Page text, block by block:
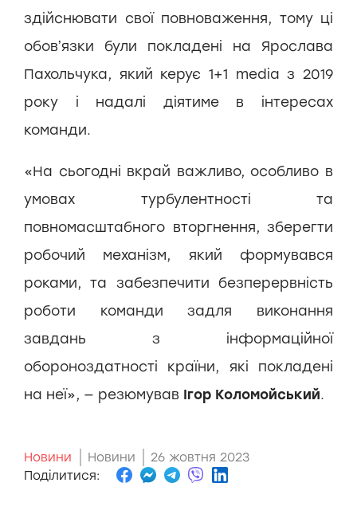
здійснювати свої повноваження, тому ці
обовʼязки були покладені на Ярослава
Пахольчука, який керує 1+1 media з 2019
року і надалі діятиме в інтересах
команди.
«На сьогодні вкрай важливо, особливо в
умовах турбулентності та
повномасштабного вторгнення, зберегти
робочий механізм, який формувався
роками, та забезпечити безперервність
роботи команди задля виконання
завдань з інформаційної
обороноздатності країни, які покладені
на неї», — резюмував Ігор Коломойський.
Новини Новини
26 жовтня 2023
Поділитися: